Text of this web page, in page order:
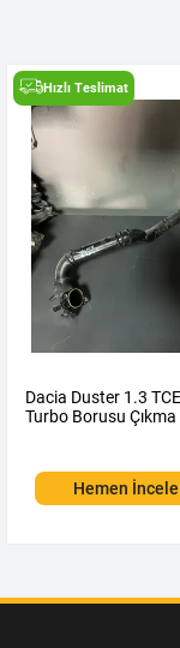
Hızlı Teslimat
Dacia Duster 1.3 TCE
Turbo Borusu Çıkma
Hemen İncele